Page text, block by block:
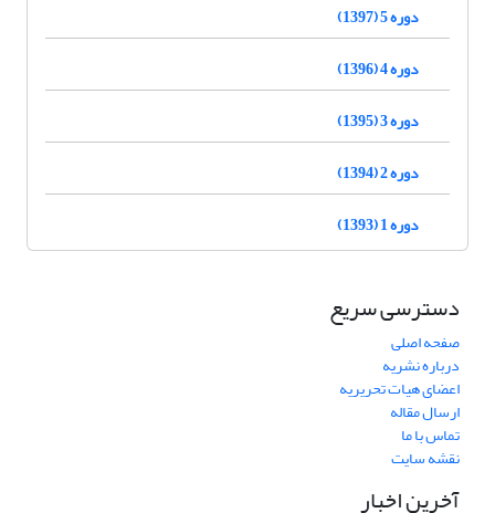
دوره 5 (1397)
دوره 4 (1396)
دوره 3 (1395)
دوره 2 (1394)
دوره 1 (1393)
دسترسی سریع
صفحه اصلی
درباره نشریه
اعضای هیات تحریریه
ارسال مقاله
تماس با ما
نقشه سایت
آخرین اخبار